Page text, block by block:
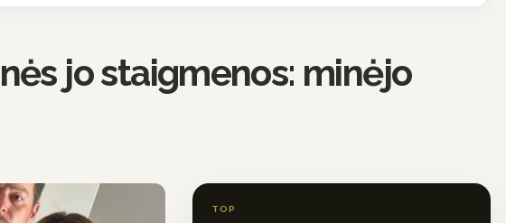
jo staigmenos: minėjo
TOP